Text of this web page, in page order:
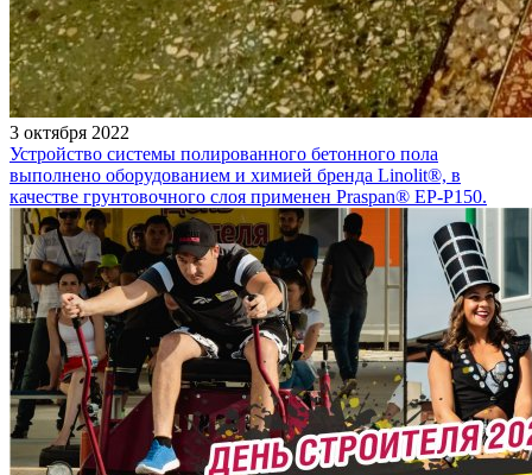
3 октября 2022
Устройство системы полированного бетонного пола
выполнено оборудованием и химией бренда Linolit®, в
качестве грунтовочного слоя применен Praspan® EP-P150.